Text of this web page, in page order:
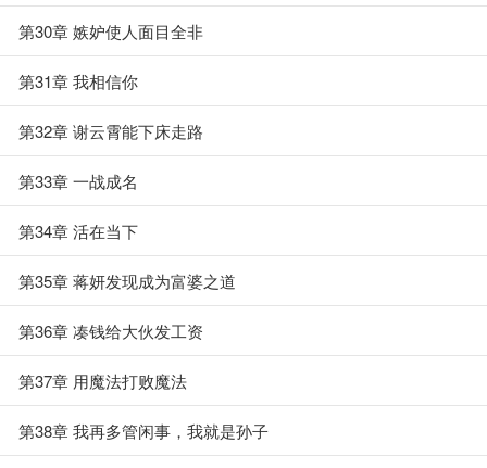
第30章 嫉妒使人面目全非
第31章 我相信你
第32章 谢云霄能下床走路
第33章 一战成名
第34章 活在当下
第35章 蒋妍发现成为富婆之道
第36章 凑钱给大伙发工资
第37章 用魔法打败魔法
第38章 我再多管闲事，我就是孙子